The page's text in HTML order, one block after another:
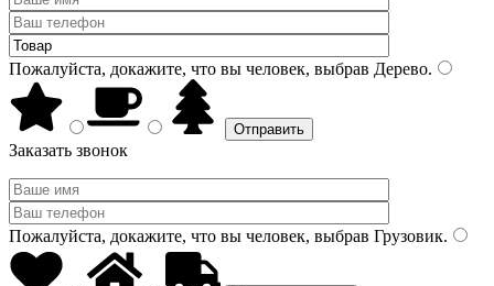
Пожалуйста, докажите, что вы человек, выбрав Дерево.
Заказать звонок
Пожалуйста, докажите, что вы человек, выбрав Грузовик.